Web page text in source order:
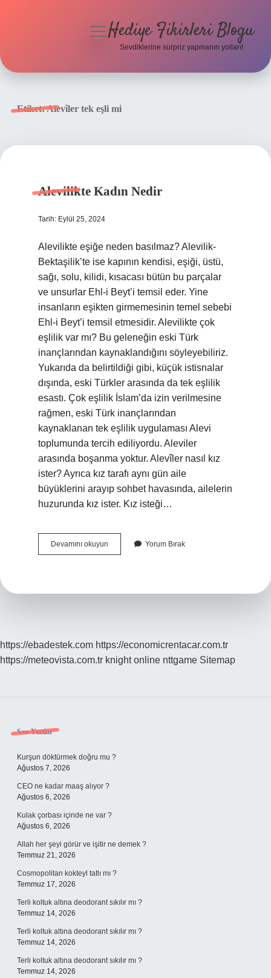
menüyüHediye Fikirleri Blogu
Sevdiklerine sürpriz yapmanın yolları!
Etiket:Alevîler tek eşli mi
Alevilikte Kadın Nedir
Tarih: Eylül 25, 2024
Alevilikte eşiğe neden basılmaz? Alevilik-
Bektaşilik’te ise kapının kendisi, eşiği, üstü,
sağı, solu, kilidi, kısacası bütün bu parçalar
ve unsurlar Ehl-i Beyt’i temsil eder. Yine
insanların eşikten girmemesinin temel sebebi
Ehl-i Beyt’i temsil etmesidir. Alevilikte çok
eşlilik var mı? Bu geleneğin eski Türk
inançlarından kaynaklandığını söyleyebiliriz.
Yukarıda da belirtildiği gibi, küçük istisnalar
dışında, eski Türkler arasında da tek eşlilik
esastı. Çok eşlilik İslam’da izin verilmesine
rağmen, eski Türk inançlarından
kaynaklanan tek eşlilik uygulaması Alevi
toplumunda tercih ediliyordu. Aleviler
arasında boşanma yoktur. Alevîler nasıl kız
ister? Ayrıca kız tarafı aynı gün aile
büyüklerini arayıp sohbet havasında, ailelerin
huzurunda kız ister. Kız isteği…
Devamını okuyun Alevilikte
Kadın
Yorum Bırak
https://ebadestek.com https://economicrentacar.com.tr
https://meteovista.com.tr knight online nttgame Sitemap
Sidebar
Son Yazılar
Kurşun döktürmek doğru mu ?
Ağustos 7, 2026
CEO ne kadar maaş alıyor ?
Ağustos 6, 2026
Kulak çorbası içinde ne var ?
Ağustos 6, 2026
Allah her şeyi görür ve işitir ne demek ?
Temmuz 21, 2026
Cosmopolitan kokteyl tatlı mı ?
Temmuz 17, 2026
Terli koltuk altına deodorant sıkılır mı ?
Temmuz 14, 2026
Terli koltuk altına deodorant sıkılır mı ?
Temmuz 14, 2026
Terli koltuk altına deodorant sıkılır mı ?
Temmuz 14, 2026